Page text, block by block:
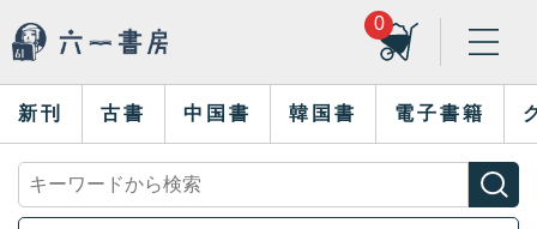
0
新刊 古書 中国書 韓国書 電子書籍